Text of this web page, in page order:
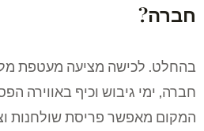
חברה?
בהחלט. לכישה מציעה מעטפת
חברה, ימי גיבוש וכיף באווירה
המקום מאפשר פריסת שולחנות